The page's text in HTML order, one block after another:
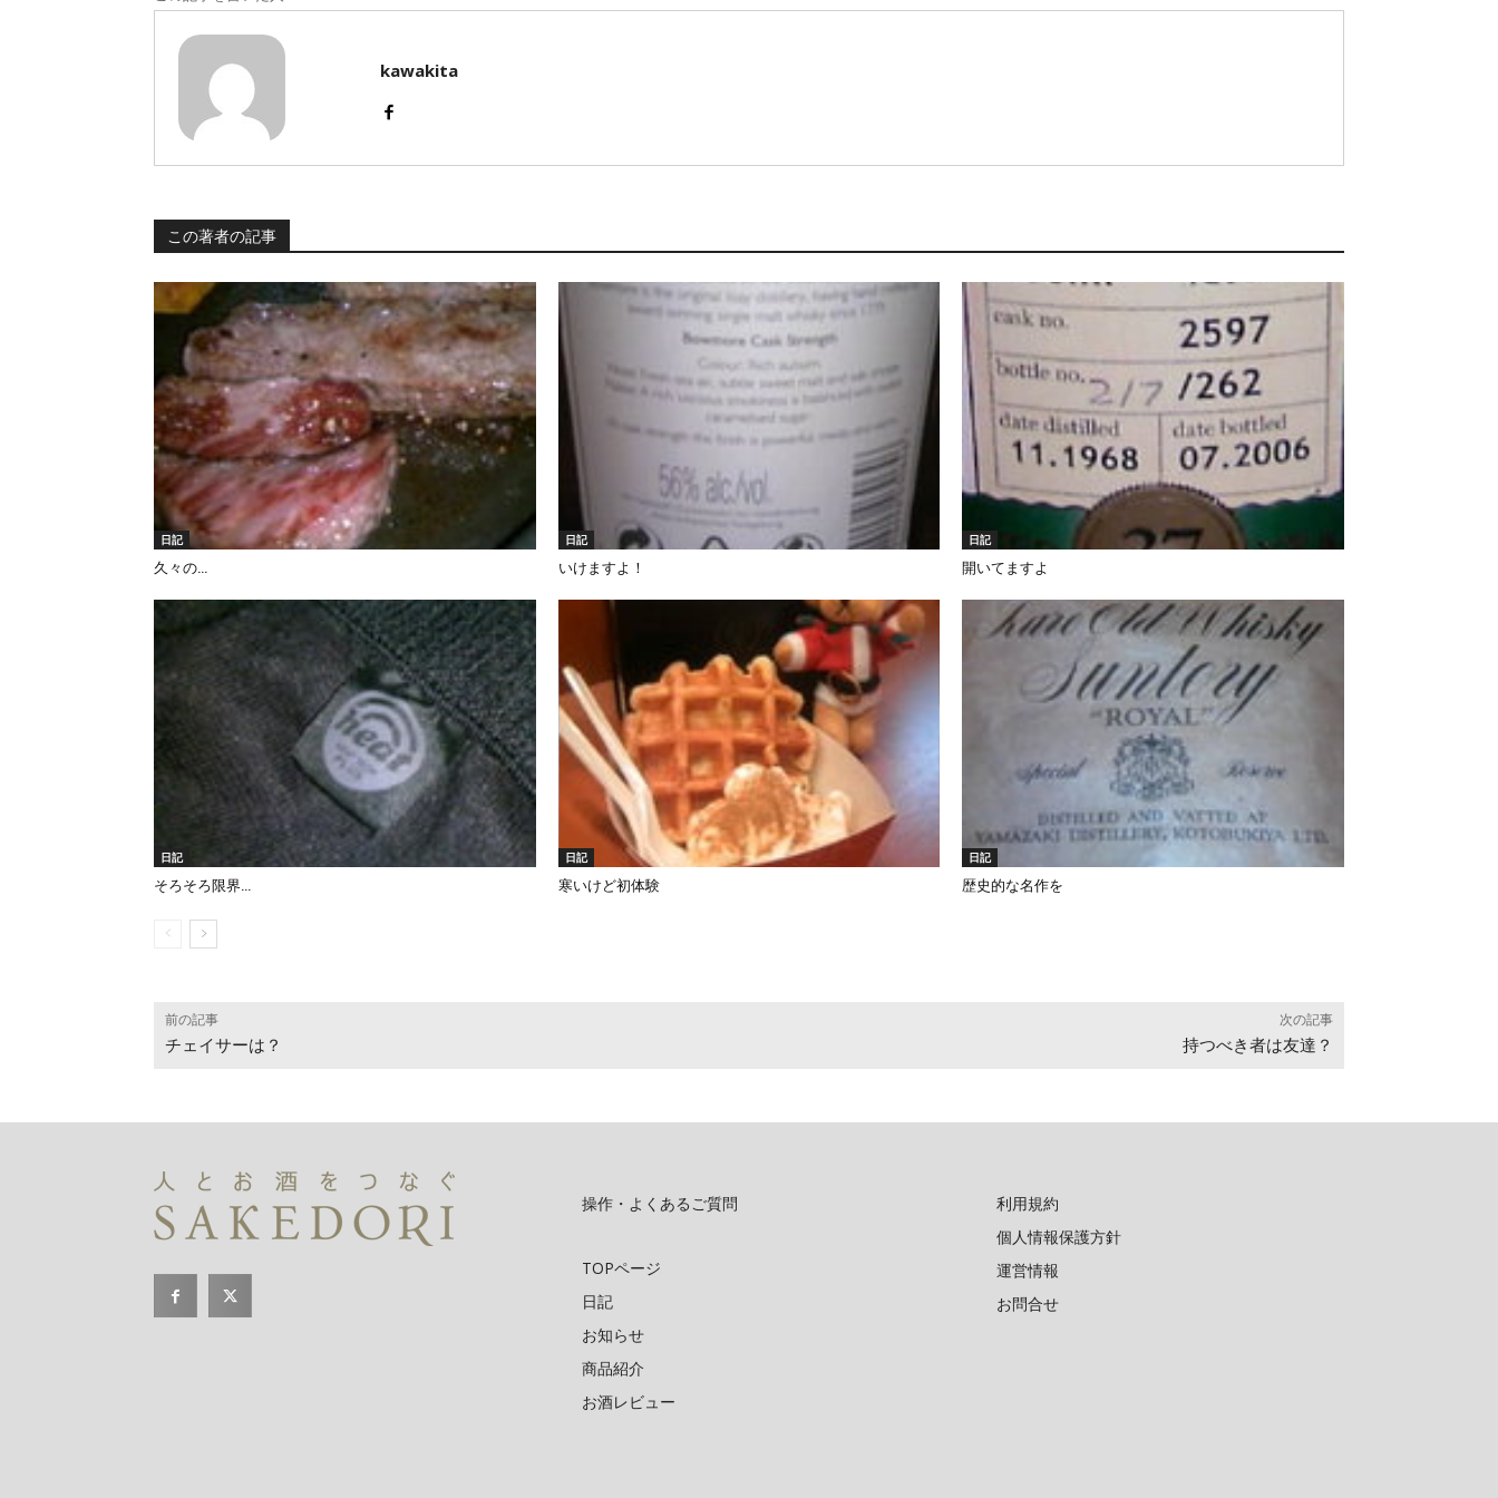
kawakita
この著者の記事
日記
久々の…
日記
いけますよ！
日記
開いてますよ
日記
そろそろ限界…
日記
寒いけど初体験
日記
歴史的な名作を
前の記事
チェイサーは？
次の記事
持つべき者は友達？
操作・よくあるご質問
TOPページ
日記
お知らせ
商品紹介
お酒レビュー
利用規約
個人情報保護方針
運営情報
お問合せ